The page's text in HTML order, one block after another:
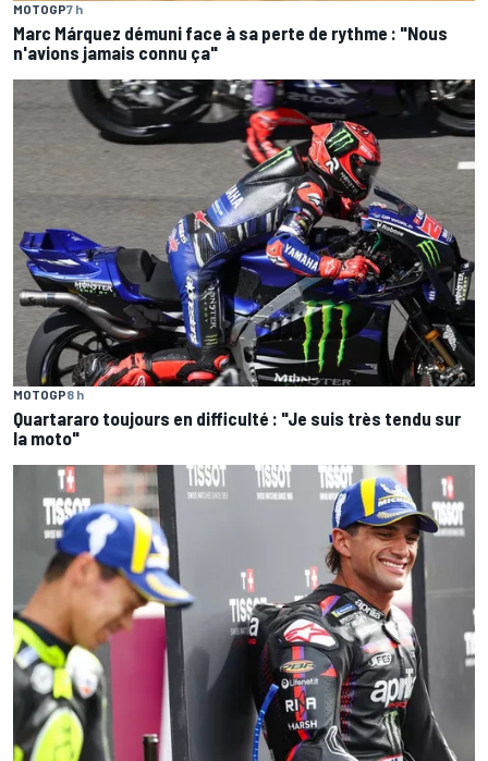
MOTOGP7 h
Marc Márquez démuni face à sa perte de rythme : "Nous
n'avions jamais connu ça"
MOTOGP8 h
Quartararo toujours en difficulté : "Je suis très tendu sur
la moto"